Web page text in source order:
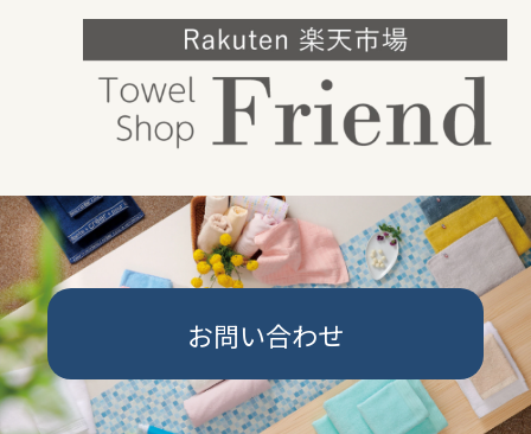
お問い合わせ